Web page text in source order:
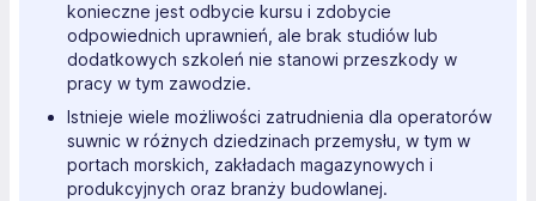
konieczne jest odbycie kursu i zdobycie
odpowiednich uprawnień, ale brak studiów lub
dodatkowych szkoleń nie stanowi przeszkody w
pracy w tym zawodzie.
Istnieje wiele możliwości zatrudnienia dla operatorów
suwnic w różnych dziedzinach przemysłu, w tym w
portach morskich, zakładach magazynowych i
produkcyjnych oraz branży budowlanej.